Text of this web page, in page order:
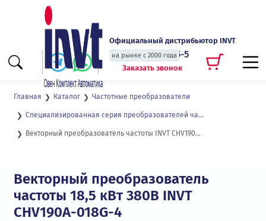
Официальный дистрибьютор INVT
на рынке с 2000 года
+7 (495) 135-135-5
Заказать звонок
Главная Каталог Частотные преобразователи
Специализированная серия преобразователей частоты для подъемных кранов и механизмов CHV190
Векторный преобразователь частоты INVT CHV190A-018-4
Векторный преобразователь
частоты 18,5 кВт 380В INVT
CHV190A-018G-4